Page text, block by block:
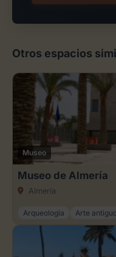
Otros espacios
Museo
Museo de Almería
Almería
Arqueología Arte